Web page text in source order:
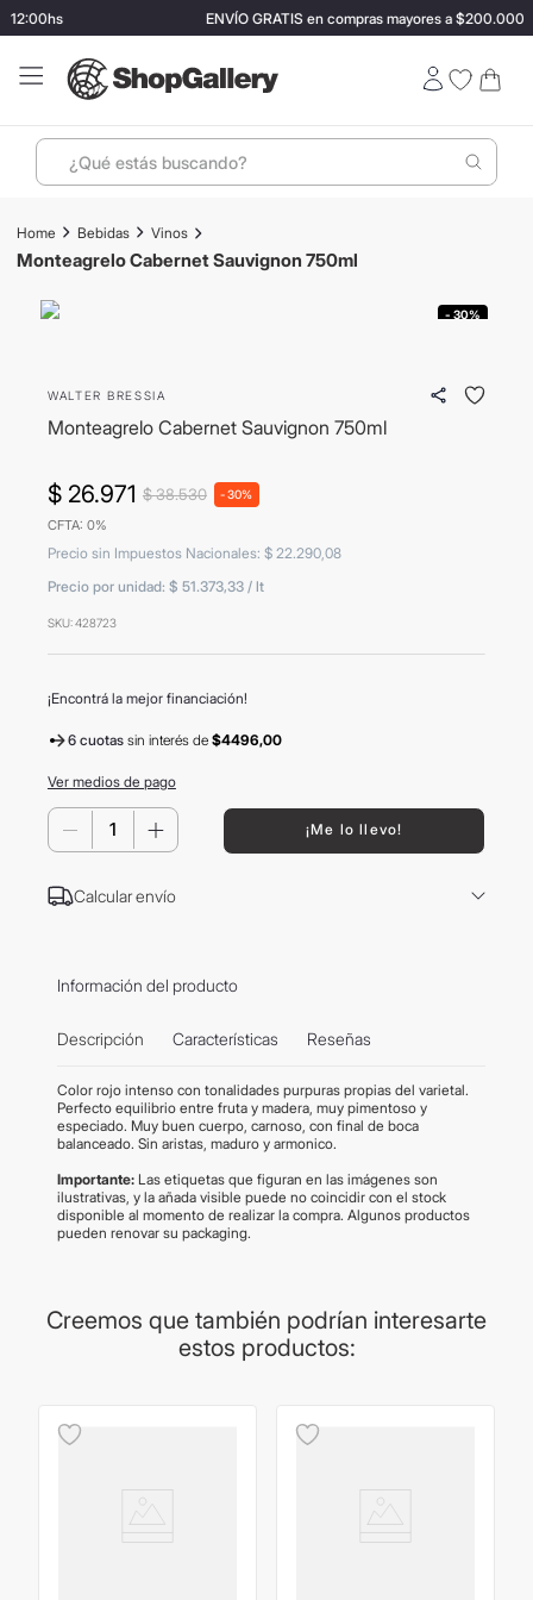
ENVÍO GRATIS en compras mayores a $200.000
¿Qué estás buscando?
Bebidas Vinos
Monteagrelo Cabernet Sauvignon 750ml
- 30%
WALTER BRESSIA
Monteagrelo Cabernet Sauvignon 750ml
$ 26.971 $38.530 -30%
CFTA: 0%
Precio sin Impuestos Nacionales: $ 22.290, 08
Precio por unidad: $ 51.373,33/ lt
SKU:428723
¡Encontrá la mejor financiación!
6 cuotas sin interésde $4496,00
Ver medios de pago
＋
－ ¡Me lo llevo!
Calcular envío
Información del producto
Descripción Características Reseñas
Color rojo intenso con tonalidades purpuras propias del varietal.
Perfecto equilibrio entre fruta y madera, muy pimentoso y
especiado. Muy buen cuerpo, carnoso, con final de boca
balanceado. Sin aristas, maduro y armonico.
Importante: Las etiquetas que figuran en las imágenes son
ilustrativas, y la añada visible puede no coincidir con el stock
disponible al momento de realizar la compra. Algunos productos
pueden renovar su packaging.
Creemos que también podrían interesarte
estos productos:
1. perfumes
5. vino
7. hugo boss
8. mochila
9. termo
10. carolina herrera